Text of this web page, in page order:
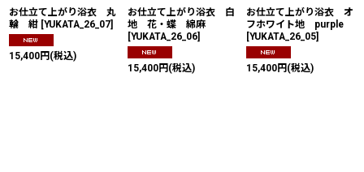
お仕立て上がり浴衣 丸
輪 紺 [YUKATA_26_07]
15,400円 (税込)
お仕立て上がり浴衣 白
地 花・蝶 綿麻
[YUKATA_26_06]
15,400円 (税込)
お仕立て上がり浴衣 オ
フホワイト地 purple
[YUKATA_26_05]
15,400円 (税込)